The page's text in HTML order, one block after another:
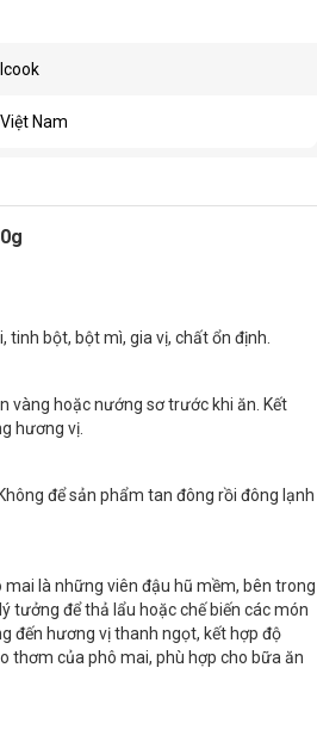
Icook
Việt Nam
tinh bột, bột mì, gia vị, chất ổn định.
vàng hoặc nướng sơ trước khi ăn. Kết
hương vị.
để sản phẩm tan đông rồi đông lạnh
là những viên đậu hũ mềm, bên trong
tưởng để thả lẩu hoặc chế biến các món
đến hương vị thanh ngọt, kết hợp độ
thơm của phô mai, phù hợp cho bữa ăn